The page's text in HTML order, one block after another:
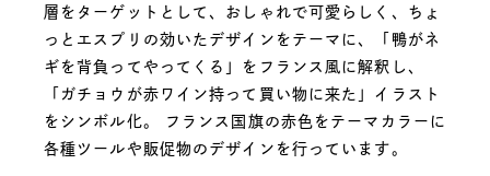
層をターゲットとして、おしゃれで可愛らしく、ちょ
っとエスプリの効いたデザインをテーマに、「鴨がネ
ギを背負ってやってくる」をフランス風に解釈し、
「ガチョウが赤ワイン持って買い物に来た」イラスト
をシンボル化。 フランス国旗の赤色をテーマカラーに
各種ツールや販促物のデザインを行っています。